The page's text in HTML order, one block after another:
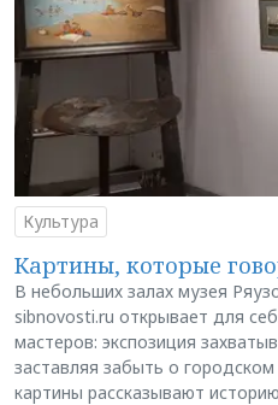
Культура
Картины, которые
В небольших залах музея
sibnovosti.ru открывает для
мастеров: экспозиция
заставляя забыть о
картины рассказывают